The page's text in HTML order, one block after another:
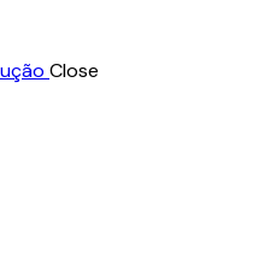
Close